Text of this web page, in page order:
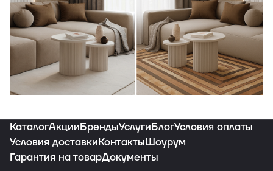
ваш интерьер
Заказать подборку
КаталогАкцииБрендыУслугиБлогУсловия оплаты
Условия доставкиКонтактыШоурум
Гарантия на товарДокументы